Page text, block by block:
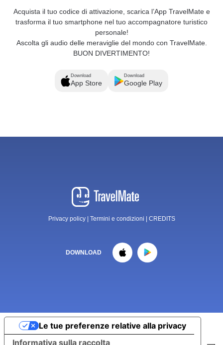
Acquista il tuo codice di attivazione, scarica l’App TravelMate e
trasforma il tuo smartphone nel tuo accompagnatore turistico
personale!
Ascolta gli audio delle meraviglie del mondo con TravelMate.
BUON DIVERTIMENTO!
Download
App Store
Download
Google Play
Privacy policy| Termini e condizioni CREDITS
DOWNLOAD
Informativa sulla raccolta
Le tue preferenze relative alla privacy